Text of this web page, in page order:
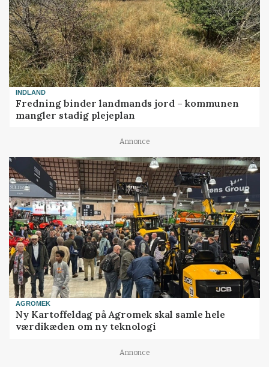
INDLAND
Fredning binder landmands jord – kommunen
mangler stadig plejeplan
Annonce
AGROMEK
Ny Kartoffeldag på Agromek skal samle hele
værdikæden om ny teknologi
Annonce